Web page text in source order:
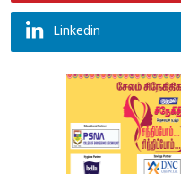
Linkedin